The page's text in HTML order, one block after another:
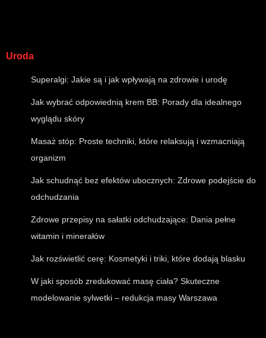
Uroda
Superalgi: Jakie są i jak wpływają na zdrowie i urodę
Jak wybrać odpowiednią krem BB: Porady dla idealnego
wyglądu skóry
Masaż stóp: Proste techniki, które relaksują i wzmacniają
organizm
Jak schudnąć bez efektów ubocznych: Zdrowe podejście do
odchudzania
Zdrowe przepisy na sałatki odchudzające: Dania pełne
witamin i minerałów
Jak rozświetlić cerę: Kosmetyki i triki, które dodają blasku
W jaki sposób zredukować masę ciała? Skuteczne
modelowanie sylwetki – redukcja masy Warszawa